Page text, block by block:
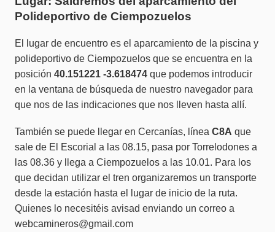
Polideportivo de Ciempozuelos
El lugar de encuentro es el aparcamiento de la piscina y
polideportivo de Ciempozuelos que se encuentra en la
posición 40.151221 -3.618474 que podemos introducir
en la ventana de búsqueda de nuestro navegador para
que nos de las indicaciones que nos lleven hasta allí.
También se puede llegar en Cercanías, línea C8A que
sale de El Escorial a las 08.15, pasa por Torrelodones a
las 08.36 y llega a Ciempozuelos a las 10.01. Para los
que decidan utilizar el tren organizaremos un transporte
desde la estación hasta el lugar de inicio de la ruta.
Quienes lo necesitéis avisad enviando un correo a
webcamineros@gmail.com